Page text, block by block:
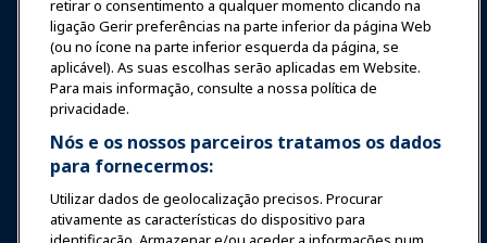
Segurança & Proteção
Advocacia
Pesquisa e Relatórios
Sobre a IAAPA
retirar o consentimento a qualquer momento clicando na
ligação Gerir preferências na parte inferior da página Web
(ou no ícone na parte inferior esquerda da página, se
aplicável). As suas escolhas serão aplicadas em Website.
Para mais informação, consulte a nossa política de
privacidade.
Nós e os nossos parceiros tratamos os dados
para fornecermos:
Utilizar dados de geolocalização precisos. Procurar
ativamente as características do dispositivo para